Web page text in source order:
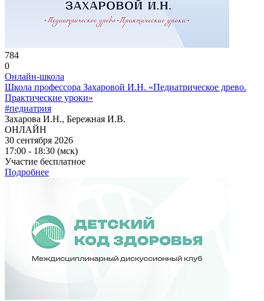
784
0
Онлайн-школа
Школа профессора Захаровой И.Н. «Педиатрическое древо.
Практические уроки»
#педиатрия
Захарова И.Н., Бережная И.В.
ОНЛАЙН
30 сентября 2026
17:00 - 18:30 (мск)
Участие бесплатное
Подробнее